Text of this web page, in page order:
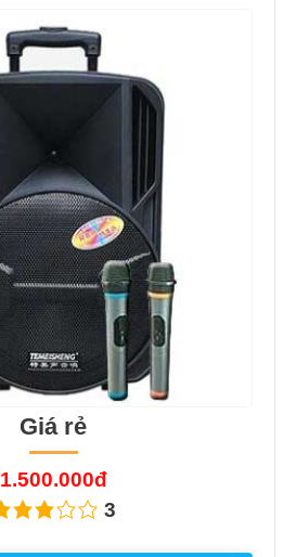
Giá rẻ
1.500.000đ
3